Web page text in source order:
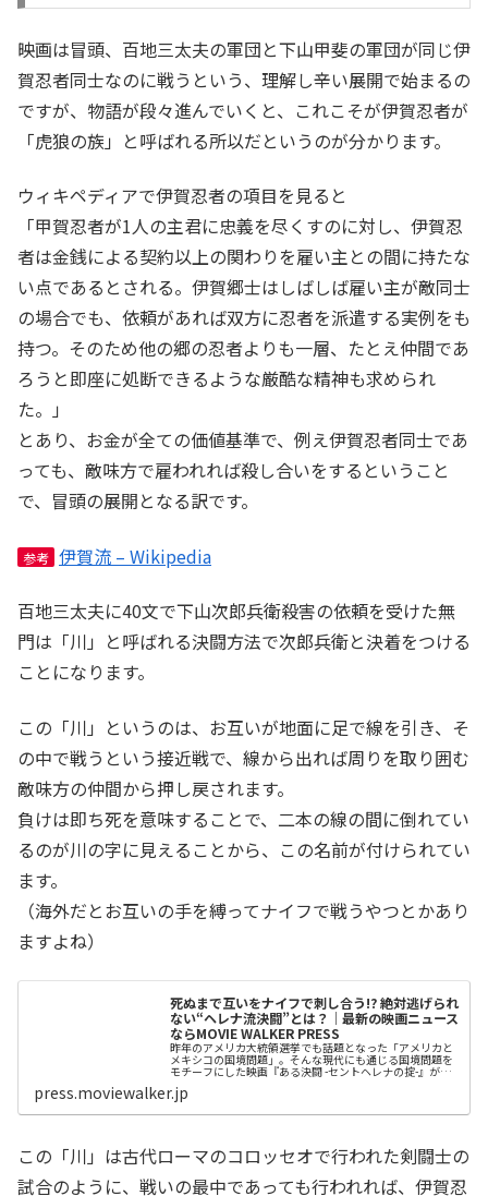
映画は冒頭、百地三太夫の軍団と下山甲斐の軍団が同じ伊
賀忍者同士なのに戦うという、理解し辛い展開で始まるの
ですが、物語が段々進んでいくと、これこそが伊賀忍者が
「虎狼の族」と呼ばれる所以だというのが分かります。
ウィキペディアで伊賀忍者の項目を見ると
「甲賀忍者が1人の主君に忠義を尽くすのに対し、伊賀忍
者は金銭による契約以上の関わりを雇い主との間に持たな
い点であるとされる。伊賀郷士はしばしば雇い主が敵同士
の場合でも、依頼があれば双方に忍者を派遣する実例をも
持つ。そのため他の郷の忍者よりも一層、たとえ仲間であ
ろうと即座に処断できるような厳酷な精神も求められ
た。」
とあり、お金が全ての価値基準で、例え伊賀忍者同士であ
っても、敵味方で雇われれば殺し合いをするということ
で、冒頭の展開となる訳です。
参考 伊賀流 – Wikipedia
百地三太夫に40文で下山次郎兵衛殺害の依頼を受けた無
門は「川」と呼ばれる決闘方法で次郎兵衛と決着をつける
ことになります。
この「川」というのは、お互いが地面に足で線を引き、そ
の中で戦うという接近戦で、線から出れば周りを取り囲む
敵味方の仲間から押し戻されます。
負けは即ち死を意味することで、二本の線の間に倒れてい
るのが川の字に見えることから、この名前が付けられてい
ます。
（海外だとお互いの手を縛ってナイフで戦うやつとかあり
ますよね）
死ぬまで互いをナイフで刺し合う!? 絶対逃げられ
ない“ヘレナ流決闘”とは？｜最新の映画ニュース
ならMOVIE WALKER PRESS
昨年のアメリカ大統領選挙でも話題となった「アメリカと
メキシコの国境問題」。そんな現代にも通じる国境問題を
モチーフにした映画『ある決闘 -セントヘレナの掟-』が、6
月10日(土)に公開される。
press.moviewalker.jp
この「川」は古代ローマのコロッセオで行われた剣闘士の
試合のように、戦いの最中であっても行われれば、伊賀忍